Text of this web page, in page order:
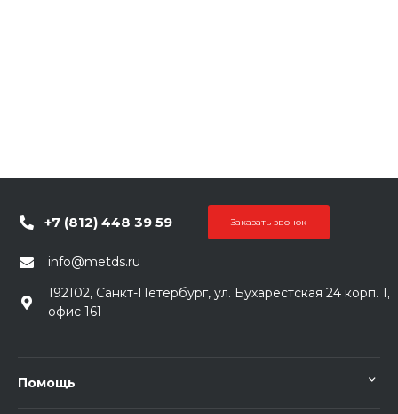
+7 (812) 448 39 59 Заказать звонок
info@metds.ru
192102, Санкт-Петербург, ул. Бухарестская 24 корп. 1,
офис 161
Помощь